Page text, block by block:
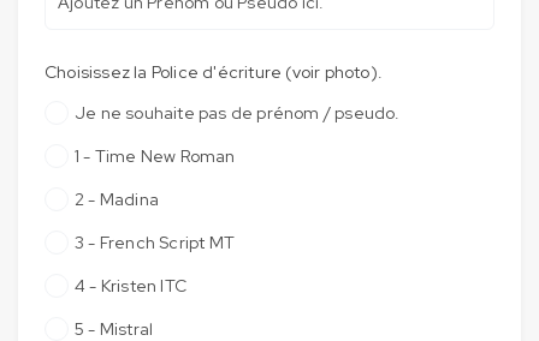
Choisissez la Police d'écriture (voir photo).
Je ne souhaite pas de prénom / pseudo.
1 - Time New Roman
2 - Madina
3 - French Script MT
4 - Kristen ITC
5 - Mistral